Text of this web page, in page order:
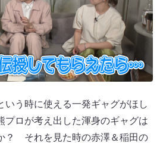
いう時に使える一発ギャグがほし
プロが考え出した渾身のギャグは
？ それを見た時の赤澤＆稲田の